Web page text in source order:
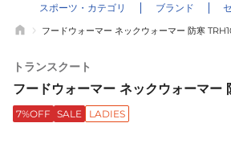
スポーツ・カテゴリ ブランド
フードウォーマー ネックウォーマー 防寒
トランスクート
フードウォーマー ネックウォーマー
7%OFF SALE LADIES